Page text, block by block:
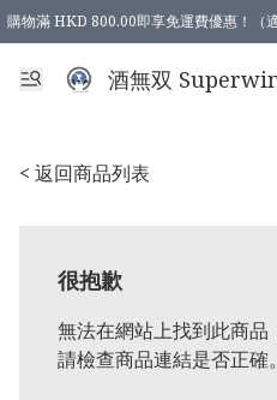
購物滿 HKD 800.00即享免運費優惠！（
酒無双
< 返回商品列表
很抱歉
無法在網站上找到此商品
請檢查商品連結是否正確。